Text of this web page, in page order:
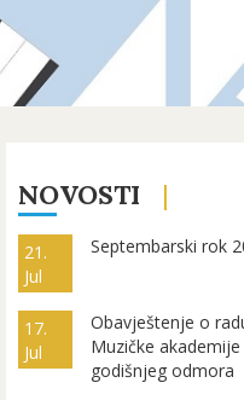
NOVOSTI
21.
Jul
Septembarski rok
17.
Jul
Obavještenje o
Muzičke
godišnjeg odmora